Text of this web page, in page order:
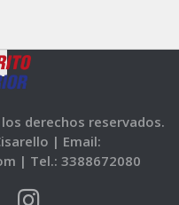
derechos reservados.
| Email:
| Tel.: 3388672080